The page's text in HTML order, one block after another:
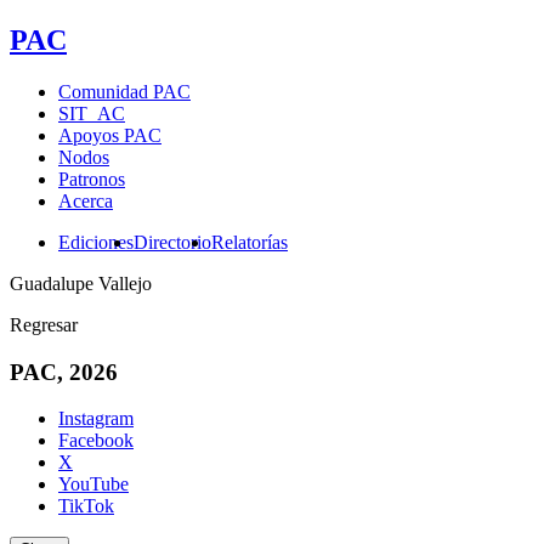
PAC
Comunidad PAC
SIT_AC
Apoyos PAC
Nodos
Patronos
Acerca
EdicionesDirectorioRelatorías
Guadalupe Vallejo
Regresar
PAC, 2026
Instagram
Facebook
X
YouTube
TikTok